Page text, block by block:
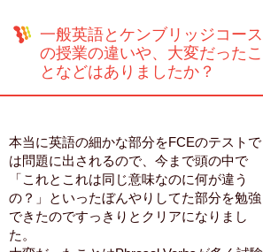
一般英語とケンブリッジコース
の授業の違いや、大変だったこ
となどはありましたか？
本当に英語の細かな部分をFCEのテストで
は問題に出されるので、今まで頭の中で
「これとこれは同じ意味なのに何が違う
の？」といったぼんやりしてた部分を勉強
できたのですっきりとクリアになりまし
た。